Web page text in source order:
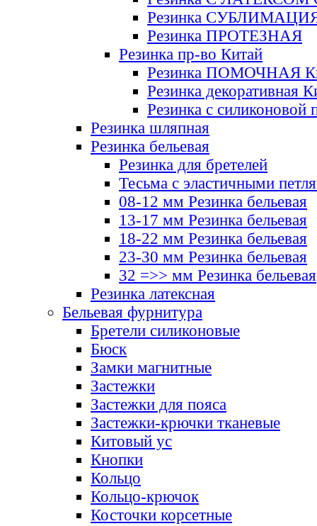
Резинка
Резинка ПРОТЕЗНАЯ
Резинка пр-во Китай
Резинка ПОМОЧНАЯ
Резинка декоративная
Резинка с силиконовой
Резинка шляпная
Резинка бельевая
Резинка для бретелей
Тесьма с эластичными
08-12 мм Резинка бельевая
13-17 мм Резинка бельевая
18-22 мм Резинка бельевая
23-30 мм Резинка бельевая
32 =>> мм Резинка бельевая
Резинка латексная
Бельевая фурнитура
Бретели силиконовые
Бюск
Замки магнитные
Застежки
Застежки для пояса
Застежки-крючки тканевые
Китовый ус
Кнопки
Кольцо
Кольцо-крючок
Косточки корсетные